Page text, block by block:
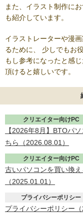
また、イラスト制作に
も紹介しています。
イラストレーターや漫
るために、
少しでもお
もし参考になったと感じ
頂けると嬉しいです。
クリエイター向けPC
【2026年8月】BTOパ
ちら（2026.08.01 ）
クリエイター向けPC
古いパソコンを買い換
（2025.01.01 ）
プライバシーポリシー
プライバシーポリシー（